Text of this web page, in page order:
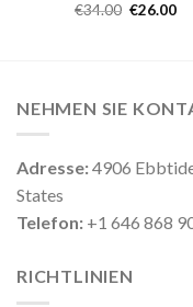
€34.00 €26.00
NEHMEN SIE
Adresse:4906
States
Telefon: +1 646 868
RICHTLINIEN